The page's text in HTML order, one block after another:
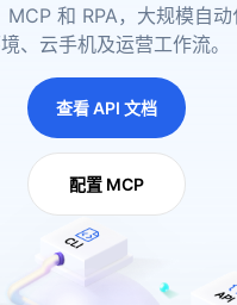
MCP 和 RPA，大规模自
、云手机及运营工作流。
查看 API 文档
配置 MCP